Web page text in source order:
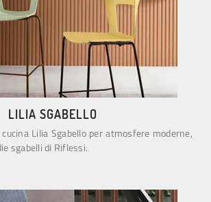
LILIA SGABELLO
Lilia Sgabello per atmosfere moderne,
sgabelli di Riflessi.